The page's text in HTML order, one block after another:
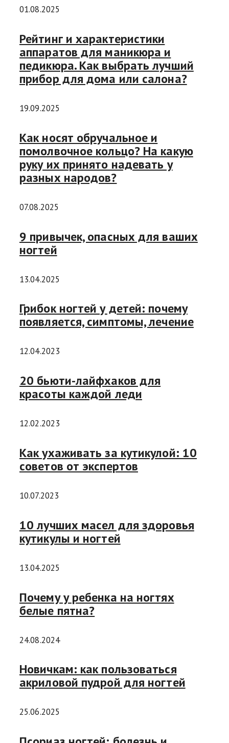
01.08.2025
Рейтинг и характеристики
аппаратов для маникюра и
педикюра. Как выбрать лучший
прибор для дома или салона?
19.09.2025
Как носят обручальное и
помолвочное кольцо? На какую
руку их принято надевать у
разных народов?
07.08.2025
9 привычек, опасных для ваших
ногтей
13.04.2025
Грибок ногтей у детей: почему
появляется, симптомы, лечение
12.04.2023
20 бьюти-лайфхаков для
красоты каждой леди
12.02.2023
Как ухаживать за кутикулой: 10
советов от экспертов
10.07.2023
10 лучших масел для здоровья
кутикулы и ногтей
13.04.2025
Почему у ребенка на ногтях
белые пятна?
24.08.2024
Новичкам: как пользоваться
акриловой пудрой для ногтей
25.06.2025